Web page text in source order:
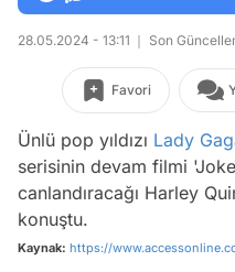
28.05.2024 - 13:11 Son
Favori
Ünlü pop yıldızı Lady
serisinin devam filmi
canlandıracağı Harley
konuştu.
Kaynak: https://